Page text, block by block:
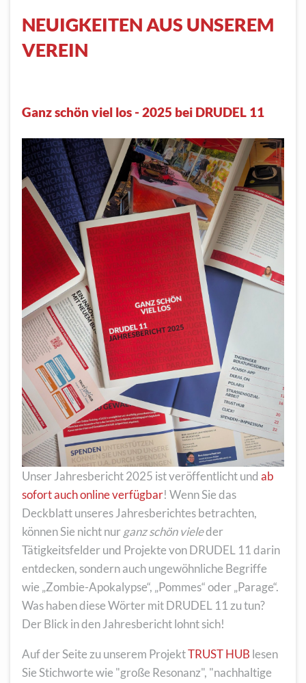
NEUIGKEITEN AUS UNSEREM
VEREIN
Ganz schön viel los - 2025 bei DRUDEL 11
Unser Jahresbericht 2025 ist veröffentlicht und ab
sofort auch online verfügbar! Wenn Sie das
Deckblatt unseres Jahresberichtes betrachten,
können Sie nicht nurganz schön vieleder
Tätigkeitsfelder und Projekte von DRUDEL 11 darin
entdecken, sondern auch ungewöhnliche Begriffe
wie „Zombie-Apokalypse“, „Pommes“ oder „Parage“.
Was haben diese Wörter mit DRUDEL 11 zu tun?
Der Blick in den Jahresbericht lohnt sich!
Auf der Seite zu unserem ProjektTRUST HUB lesen
Sie Stichworte wie "große Resonanz", "nachhaltige